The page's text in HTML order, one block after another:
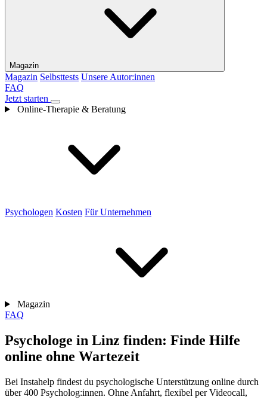
Magazin
Magazin Selbsttests Unsere Autor:innen
FAQ
Jetzt starten
Online-Therapie & Beratung
Psychologen Kosten Für Unternehmen
Magazin
FAQ
Psychologe in Linz finden: Finde Hilfe
online ohne Wartezeit
Bei Instahelp findest du psychologische Unterstützung online durch
über 400 Psycholog:innen. Ohne Anfahrt, flexibel per Videocall,